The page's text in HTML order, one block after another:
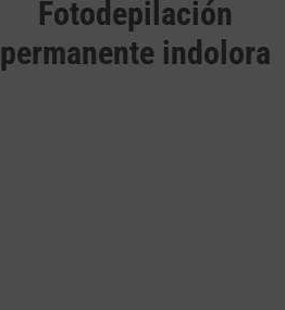
Fotodepilación
permanente indolora